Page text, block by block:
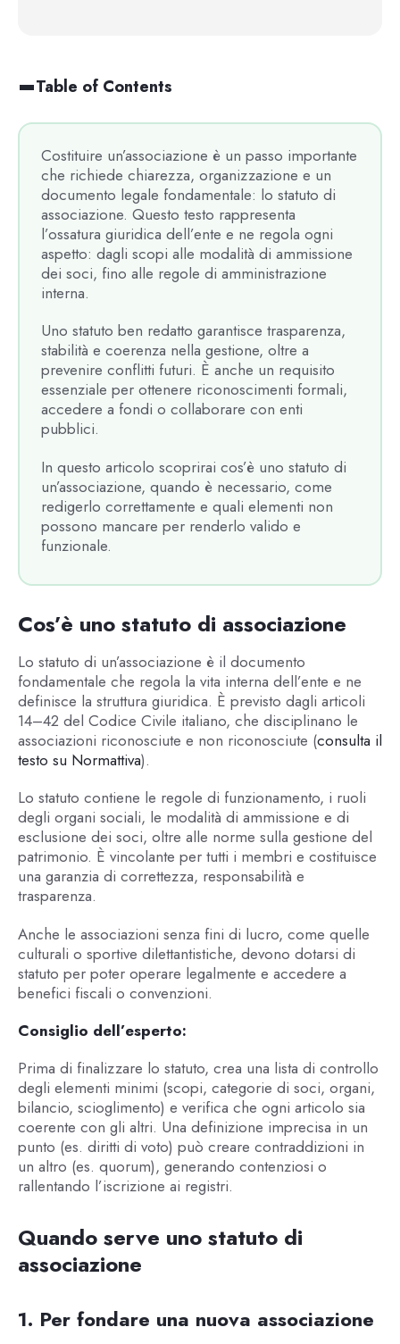
Costituire un’associazione è un passo importante
che richiede chiarezza, organizzazione e un
documento legale fondamentale: lo statuto di
associazione. Questo testo rappresenta
l’ossatura giuridica dell’ente e ne regola ogni
aspetto: dagli scopi alle modalità di ammissione
dei soci, fino alle regole di amministrazione
interna.
Uno statuto ben redatto garantisce trasparenza,
stabilità e coerenza nella gestione, oltre a
prevenire conflitti futuri. È anche un requisito
essenziale per ottenere riconoscimenti formali,
accedere a fondi o collaborare con enti
pubblici.
In questo articolo scoprirai cos’è uno statuto di
un’associazione, quando è necessario, come
redigerlo correttamente e quali elementi non
possono mancare per renderlo valido e
funzionale.
Table of Contents
Cos’è uno statuto di associazione
Lo statuto di un’associazione è il documento
fondamentale che regola la vita interna dell’ente e ne
definisce la struttura giuridica. È previsto dagli articoli
14–42 del Codice Civile italiano, che disciplinano le
associazioni riconosciute e non riconosciute (consulta il
testo su Normattiva).
Lo statuto contiene le regole di funzionamento, i ruoli
degli organi sociali, le modalità di ammissione e di
esclusione dei soci, oltre alle norme sulla gestione del
patrimonio. È vincolante per tutti i membri e costituisce
una garanzia di correttezza, responsabilità e
trasparenza.
Anche le associazioni senza fini di lucro, come quelle
culturali o sportive dilettantistiche, devono dotarsi di
statuto per poter operare legalmente e accedere a
benefici fiscali o convenzioni.
Consiglio dell’esperto:
Prima di finalizzare lo statuto, crea una lista di controllo
degli elementi minimi (scopi, categorie di soci, organi,
bilancio, scioglimento) e verifica che ogni articolo sia
coerente con gli altri. Una definizione imprecisa in un
punto (es. diritti di voto) può creare contraddizioni in
un altro (es. quorum), generando contenziosi o
rallentando l’iscrizione ai registri.
Quando serve uno statuto di
associazione
1. Per fondare una nuova associazione